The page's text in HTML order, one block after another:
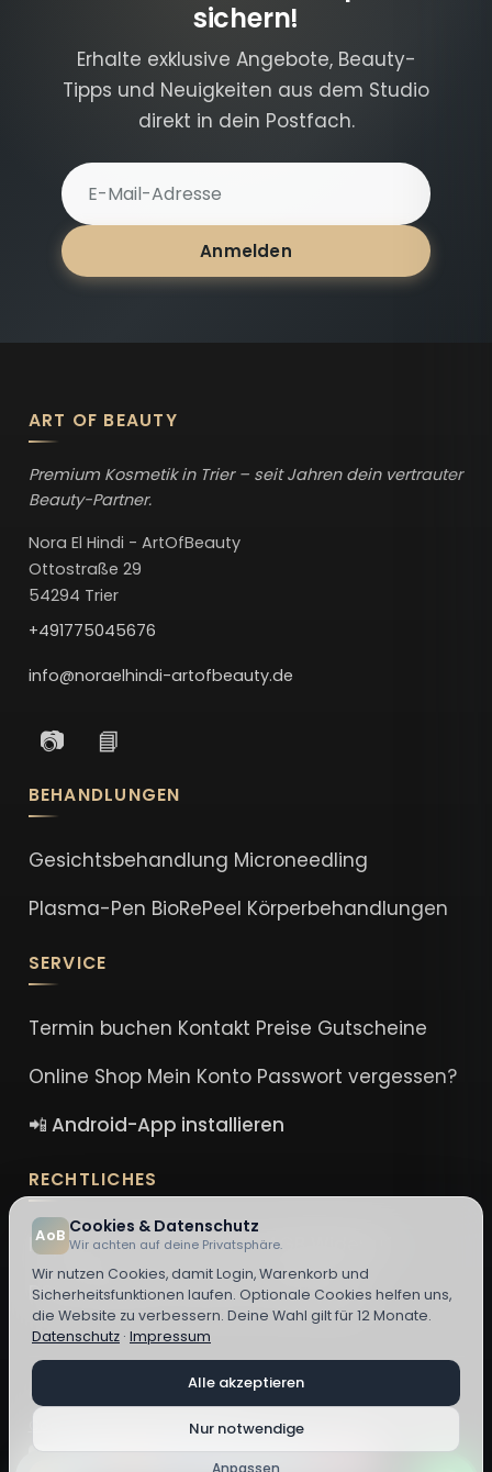
sichern!
Erhalte exklusive Angebote, Beauty-
Tipps und Neuigkeiten aus dem Studio
direkt in dein Postfach.
E-Mail-Adresse für Newsletter
Anmelden
ART OF BEAUTY
Premium Kosmetik in Trier – seit Jahren dein vertrauter
Beauty-Partner.
Nora El Hindi - ArtOfBeauty
Ottostraße 29
54294 Trier
+491775045676
info@noraelhindi-artofbeauty.de
📷 📘
BEHANDLUNGEN
Gesichtsbehandlung Microneedling
Plasma-Pen BioRePeel Körperbehandlungen
SERVICE
Termin buchen Kontakt Preise Gutscheine
Online Shop Mein Konto Passwort vergessen?
📲 Android-App installieren
RECHTLICHES
Impressum Datenschutz AGB
DSA-Erklärung Cookie-Einstellungen
© 2026 Nora El Hindi - Art of Beauty ·
Cookie-Einstellungen ändern
AoB Cookies & Datenschutz
Wir achten auf deine Privatsphäre.
Wir nutzen Cookies, damit Login, Warenkorb und
Sicherheitsfunktionen laufen. Optionale Cookies helfen uns,
die Website zu verbessern. Deine Wahl gilt für 12 Monate.
Datenschutz · Impressum
Alle akzeptieren
Nur notwendige
Anpassen